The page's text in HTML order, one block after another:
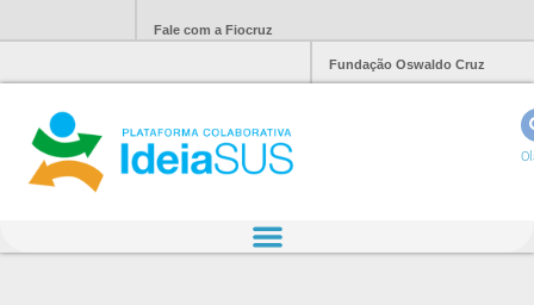
Fale com a Fiocruz
Fundação Oswaldo Cruz